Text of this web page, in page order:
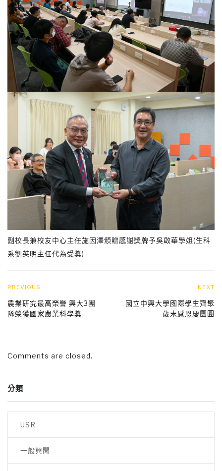
副校長兼校友中心主任施因澤頒贈感謝獎牌予吳啟華學姐(生科
系劉英明主任代為受獎)
PREVIOUS
農業研究最高榮譽 興大3團
隊榮獲國家農業科學獎
NEXT
國立中興大學國際學生齊聚
歲末感恩慶團圓
Comments are closed.
分類
USR
一般興聞